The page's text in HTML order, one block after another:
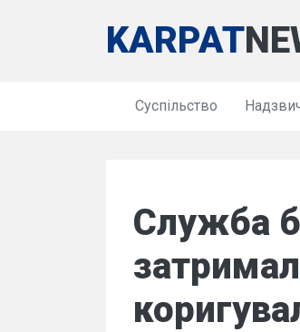
KARPAT
Суспільство
Служба